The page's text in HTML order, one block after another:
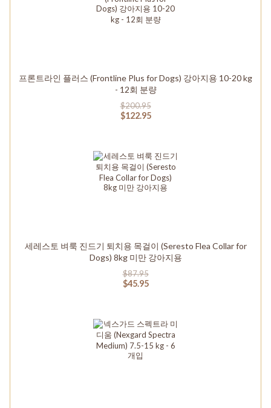
프론트라인 플러스 (Frontline Plus for Dogs) 강아지용 10-20 kg
- 12회 분량
$200.95
$122.95
세레스토 벼룩 진드기 퇴치용 목걸이 (Seresto Flea Collar for
Dogs) 8kg 미만 강아지용
$87.95
$45.95